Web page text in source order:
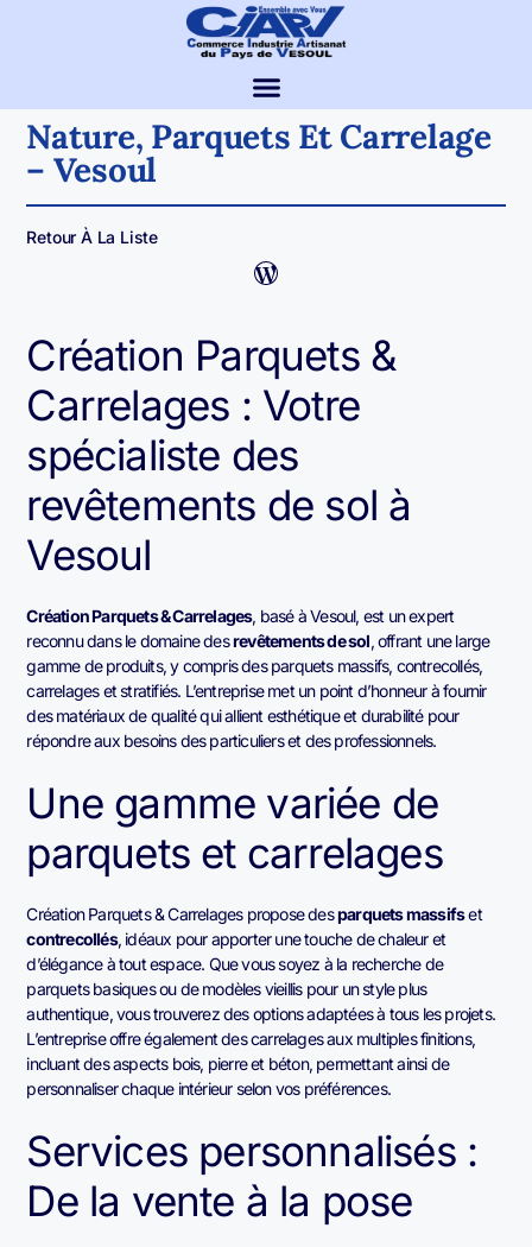
Nature, Parquets Et Carrelage
– Vesoul
Retour À La Liste
Création Parquets &
Carrelages : Votre
spécialiste des
revêtements de sol à
Vesoul
Création Parquets & Carrelages, basé à Vesoul, est un expert
reconnu dans le domaine desrevêtements de sol, offrant une large
gamme de produits, y compris des parquets massifs, contrecollés,
carrelages et stratifiés. L’entreprise met un point d’honneur à fournir
des matériaux de qualité qui allient esthétique et durabilité pour
répondre aux besoins des particuliers et des professionnels.
Une gamme variée de
parquets et carrelages
Création Parquets & Carrelages propose desparquets massifset
contrecollés, idéaux pour apporter une touche de chaleur et
d’élégance à tout espace. Que vous soyez à la recherche de
parquets basiques ou de modèles vieillis pour un style plus
authentique, vous trouverez des options adaptées à tous les projets.
L’entreprise offre également des carrelages aux multiples finitions,
incluant des aspects bois, pierre et béton, permettant ainsi de
personnaliser chaque intérieur selon vos préférences.
Services personnalisés :
De la vente à la pose